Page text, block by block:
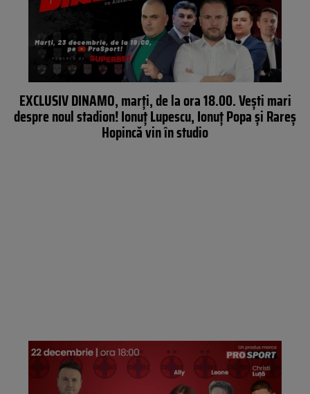
EXCLUSIV DINAMO, marți, de la ora 18.00. Vești mari
despre noul stadion! Ionuț Lupescu, Ionuț Popa și Rareș
Hopincă vin în studio